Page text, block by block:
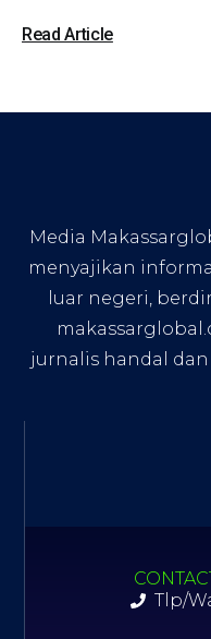
Read Article
Media
menyajikan
luar negeri,
jurnalis handal
Tlp/